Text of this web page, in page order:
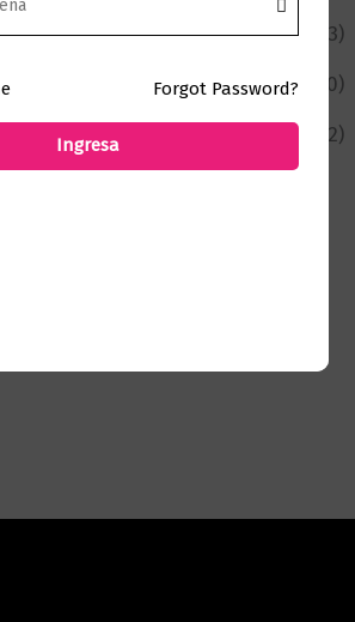
(43)
(110)
(12)
Forgot Password?
Ingresa